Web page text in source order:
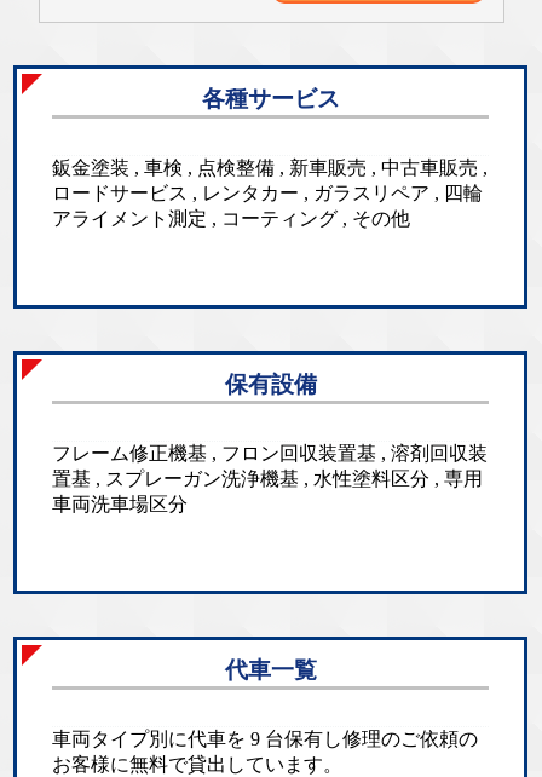
各種サービス
鈑金塗装 , 車検 , 点検整備 , 新車販売 , 中古車販売 ,
ロードサービス , レンタカー , ガラスリペア , 四輪
アライメント測定 , コーティング , その他
保有設備
フレーム修正機基 , フロン回収装置基 , 溶剤回収装
置基 , スプレーガン洗浄機基 , 水性塗料区分 , 専用
車両洗車場区分
代車一覧
車両タイプ別に代車を 9 台保有し修理のご依頼の
お客様に無料で貸出しています。